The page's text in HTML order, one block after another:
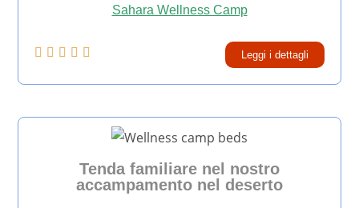
Sahara Wellness Camp
     Leggi i dettagli
Tenda familiare nel nostro
accampamento nel deserto